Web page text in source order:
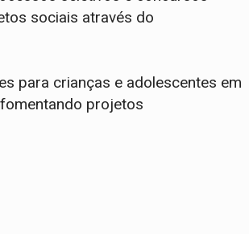
sociais através do
para crianças e adolescentes em
projetos